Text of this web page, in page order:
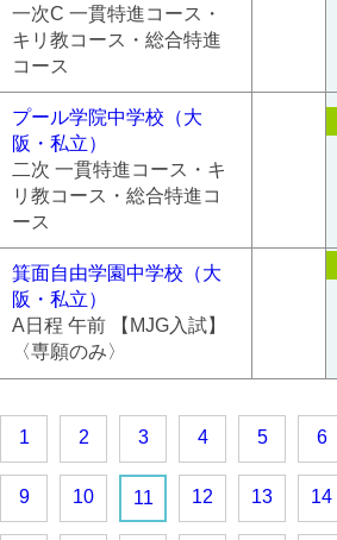
一次C 一貫特進コース・
キリ教コース・総合特進
コース
プール学院中学校（大
阪・私立）
二次 一貫特進コース・キ
リ教コース・総合特進コ
ース
箕面自由学園中学校（大
阪・私立）
A日程 午前 【MJG入試】
〈専願のみ〉
1 2 3 4 5 6
9 10 11 12 13 14